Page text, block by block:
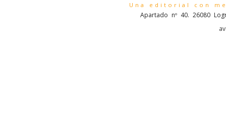
Una editorial con
Apartado nº 40. 26080